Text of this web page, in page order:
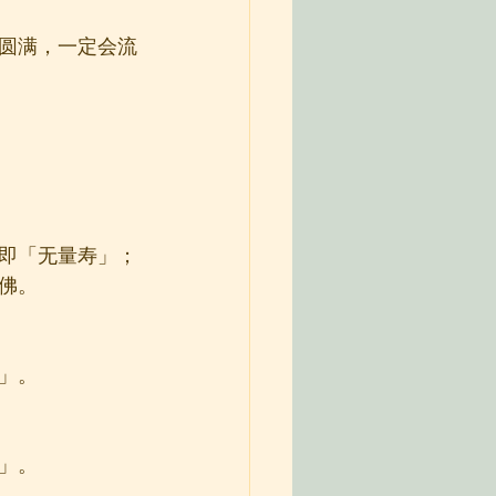
满，一定会流
「无量寿」；
。
。
。